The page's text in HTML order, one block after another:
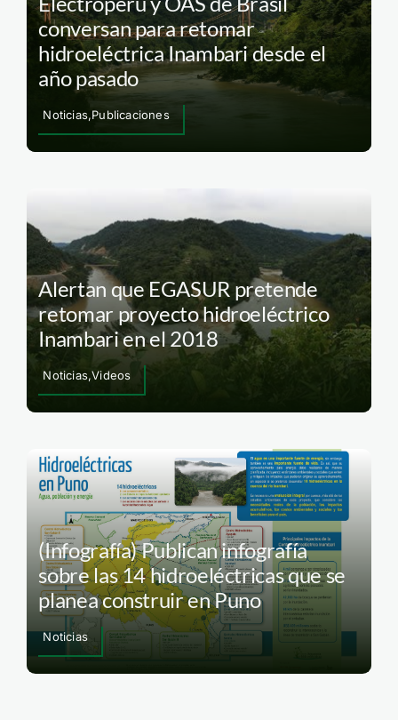
conversan para retomar
hidroeléctrica Inambari desde el
año pasado
Noticias,Publicaciones
Alertan que EGASUR pretende
retomar proyecto hidroeléctrico
Inambari en el 2018
Noticias,Videos
(Infografía) Publican infografía
sobre las 14 hidroeléctricas que se
planea construir en Puno
Noticias